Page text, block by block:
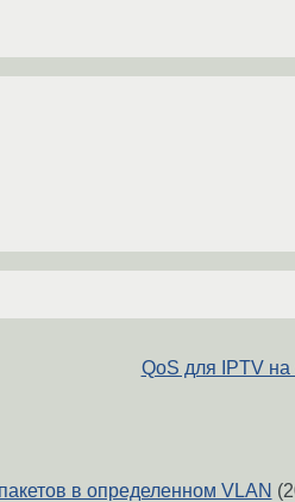
QoS для IPTV на
в определенном VLAN